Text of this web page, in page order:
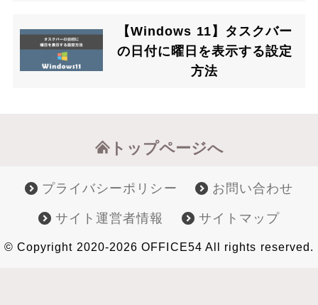
【Windows 11】タスクバー
の日付に曜日を表示する設定
方法
トップページへ
プライバシーポリシー お問い合わせ
サイト運営者情報 サイトマップ
© Copyright 2020-2026 OFFICE54 All rights reserved.